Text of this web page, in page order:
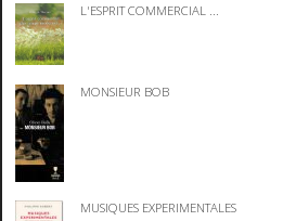
L'ESPRIT COMMERCIAL ...
MONSIEUR BOB
MUSIQUES EXPERIMENTALES